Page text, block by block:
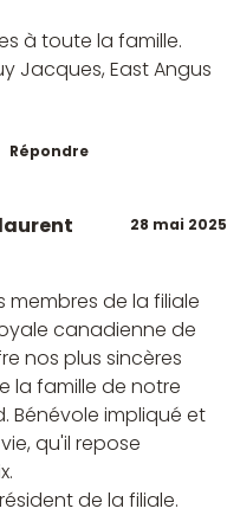
à toute la famille.
Jacques, East Angus
Répondre
28 mai 2025
membres de la filiale
canadienne de
nos plus sincères
la famille de notre
Bénévole impliqué et
qu'il repose
de la filiale.